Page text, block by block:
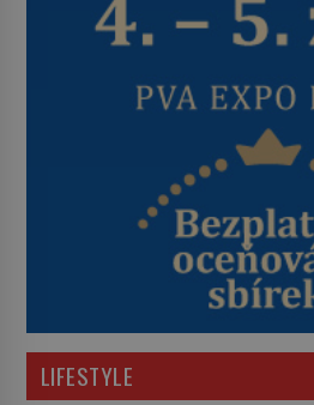
LIFESTYLE